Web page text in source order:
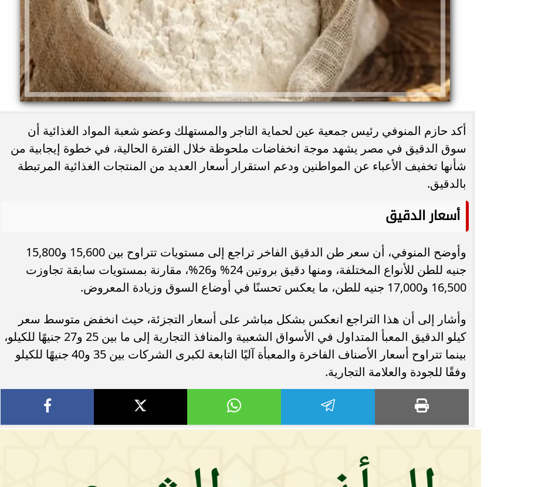
أكد حازم المنوفي رئيس جمعية عين لحماية التاجر والمستهلك وعضو شعبة المواد الغذائية أن
سوق الدقيق في مصر يشهد موجة انخفاضات ملحوظة خلال الفترة الحالية، في خطوة إيجابية من
شأنها تخفيف الأعباء عن المواطنين ودعم استقرار أسعار العديد من المنتجات الغذائية المرتبطة
بالدقيق.
أسعار الدقيق
وأوضح المنوفي، أن سعر طن الدقيق الفاخر تراجع إلى مستويات تتراوح بين 15,600 و15,800
جنيه للطن للأنواع المختلفة، ومنها دقيق بروتين 24% و26%، مقارنة بمستويات سابقة تجاوزت
16,500 و17,000 جنيه للطن، ما يعكس تحسنًا في أوضاع السوق وزيادة المعروض.
وأشار إلى أن هذا التراجع انعكس بشكل مباشر على أسعار التجزئة، حيث انخفض متوسط سعر
كيلو الدقيق المعبأ المتداول في الأسواق الشعبية والمنافذ التجارية إلى ما بين 25 و27 جنيهًا للكيلو،
بينما تتراوح أسعار الأصناف الفاخرة والمعبأة آليًا التابعة لكبرى الشركات بين 35 و40 جنيهًا للكيلو
وفقًا للجودة والعلامة التجارية.
محافظ أسيوط : حملات مكثفة لرفع
الإشغالات بحي شرق لإعادة الانضباط
وتحقيق...
رحلت في أثناء أداء رسالتها.. وفاة ممرضة
محافظ القاهرة يعتمد جدول إمتحانات الدور